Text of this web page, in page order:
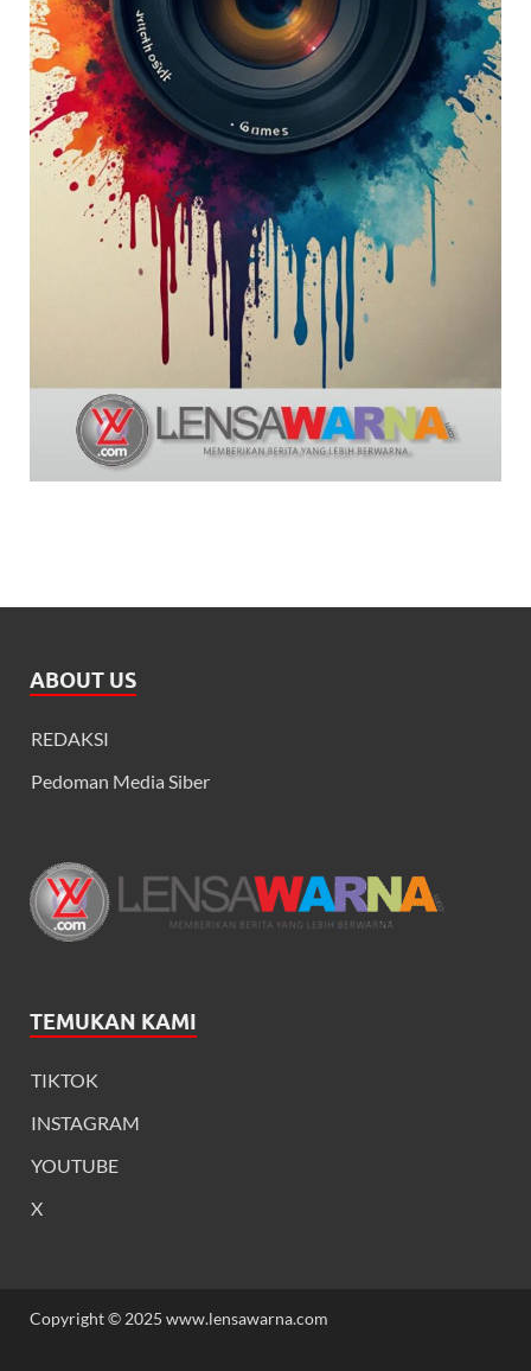
ABOUT US
REDAKSI
Pedoman Media Siber
TEMUKAN KAMI
TIKTOK
INSTAGRAM
YOUTUBE
X
Copyright © 2025 www.lensawarna.com